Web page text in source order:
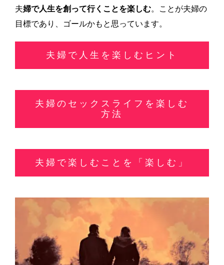
夫婦で人生を創って行くことを楽しむ。ことが夫婦の
目標であり、ゴールかもと思っています。
夫婦で人生を楽しむヒント
夫婦のセックスライフを楽しむ
方法
夫婦で楽しむことを「楽しむ」